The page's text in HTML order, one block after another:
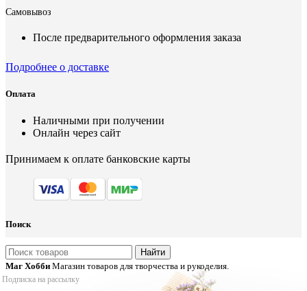
Самовывоз
После предварительного оформления заказа
Подробнее о доставке
Оплата
Наличными при получении
Онлайн через сайт
Принимаем к оплате банковские карты
Поиск
Найти
Маг Хобби Магазин товаров для творчества и рукоделия.
Подписка на рассылку